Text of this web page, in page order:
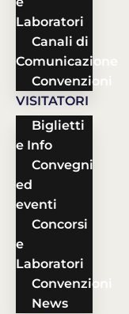
Laboratori
Canali di
Comunicazione
Convenzioni
VISITATORI
Biglietti
e Info
Convegni
ed
eventi
Concorsi
e
Laboratori
Convenzioni
News